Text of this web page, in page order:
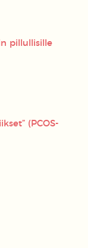
pillullisille
(PCOS-